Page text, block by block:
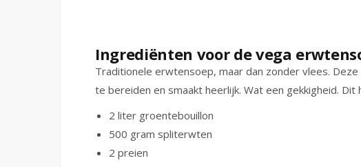
Ingrediënten voor de vega
Traditionele erwtensoep, maar dan zonder vlees.
te bereiden en smaakt heerlijk. Wat een gekkigheid. Dit
2 liter groentebouillon
500 gram spliterwten
2 preien